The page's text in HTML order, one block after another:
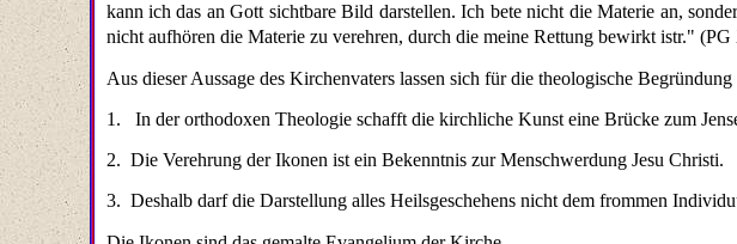
kann ich das an Gott sichtbare Bild darstellen. Ich bete nicht die Materie an,
nicht aufhören die Materie zu verehren, durch die meine Rettung bewirkt istr."
Aus dieser Aussage des Kirchenvaters lassen sich für die theologische
1. In der orthodoxen Theologie schafft die kirchliche Kunst eine Brücke zum
2. Die Verehrung der Ikonen ist ein Bekenntnis zur Menschwerdung Jesu Christi.
3. Deshalb darf die Darstellung alles Heils­geschehens nicht dem frommen